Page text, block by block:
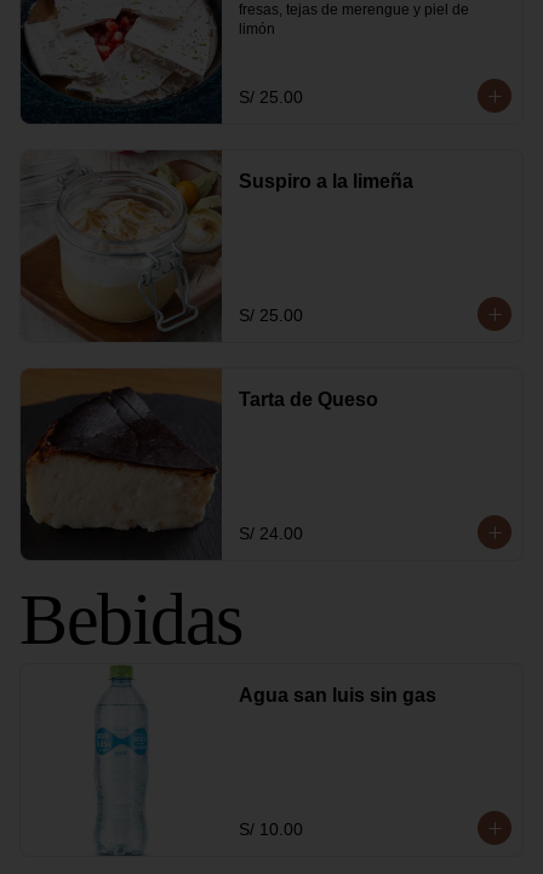
fresas, tejas de merengue y piel de
limón
S/ 25.00
Suspiro a la limeña
S/ 25.00
Tarta de Queso
S/ 24.00
Bebidas
Agua san luis sin gas
S/ 10.00